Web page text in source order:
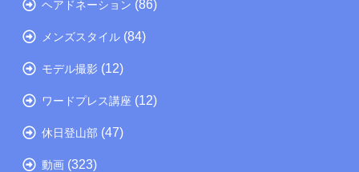
ヘアドネーション (86)
メンズスタイル (84)
モデル撮影 (12)
ワードプレス講座 (12)
休日登山部 (47)
動画 (323)